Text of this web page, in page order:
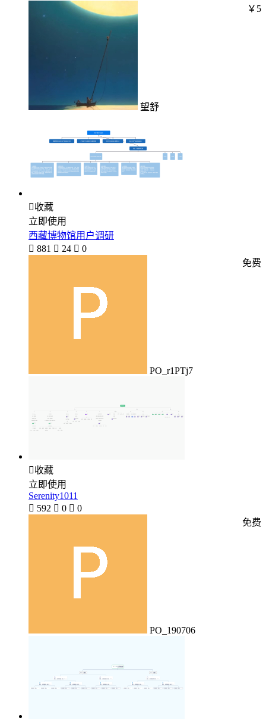
望舒
￥5
收藏
立即使用
西藏博物馆用户调研
 881  24  0
PO_r1PTj7
免费
收藏
立即使用
Serenity1011
 592  0  0
PO_190706
免费